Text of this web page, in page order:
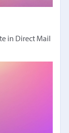
in Direct Mail